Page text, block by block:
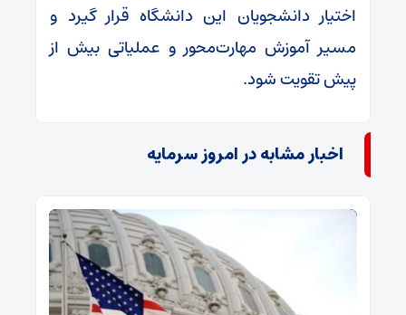
اختیار دانشجویان این دانشگاه قرار گیرد و
مسیر آموزش مهارت‌محور و عملیاتی بیش از
پیش تقویت شود.
اخبار مشابه در امروز سرمایه